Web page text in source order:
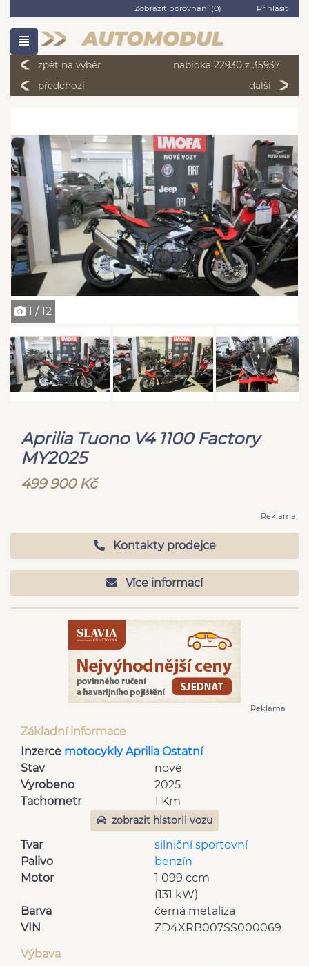
Zobrazit porovnání (0) Přihlásit
zpět na výběr
nabídka 22930 z 35937
předchozí
další
1 / 12
Aprilia Tuono V4 1100 Factory
MY2025
499 900 Kč
Reklama
Kontakty prodejce
Více informací
Reklama
Základní informace
Inzerce motocykly Aprilia Ostatní
Stav
nové
Vyrobeno
2025
Tachometr
1 Km
zobrazit historii vozu
Tvar
silniční sportovní
Palivo
benzín
Motor
1 099 ccm
(131 kW)
Barva
černá metalíza
VIN
ZD4XRB007SS000069
Výbava